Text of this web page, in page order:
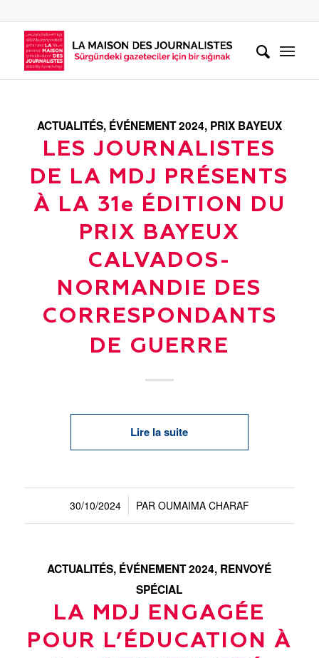
ACTUALITÉS, ÉVÉNEMENT 2024, PRIX BAYEUX
LES JOURNALISTES
DE LA MDJ PRÉSENTS
À LA 31e ÉDITION DU
PRIX BAYEUX
CALVADOS-
NORMANDIE DES
CORRESPONDANTS
DE GUERRE
Lire la suite
30/10/2024
/ PAR OUMAIMA CHARAF
ACTUALITÉS, ÉVÉNEMENT 2024, RENVOYÉ
SPÉCIAL
LA MDJ ENGAGÉE
POUR L’ÉDUCATION À